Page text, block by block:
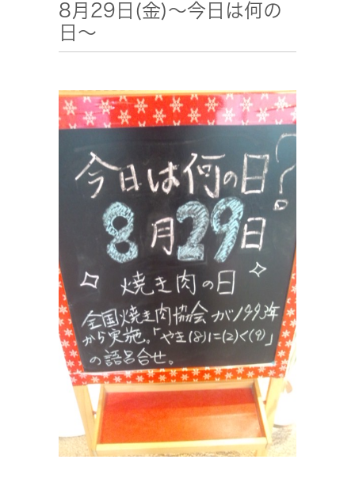
8月29日(金)～今日は何の
日～